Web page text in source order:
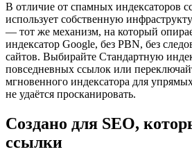
В отличие от спамных индексаторов
использует собственную
— тот же механизм, на который
индексатор Google, без PBN, без
сайтов. Выбирайте Стандартную
повседневных ссылок или
мгновенного индексатора для
не удаётся просканировать.
Создано для SEO,
ссылки